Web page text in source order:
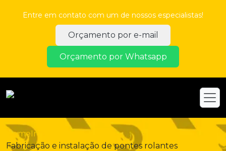
Entre em contato com um de nossos especialistas!
Orçamento por e-mail
Orçamento por Whatsapp
HomeInformações
Fabricação e instalação de pontes rolantes